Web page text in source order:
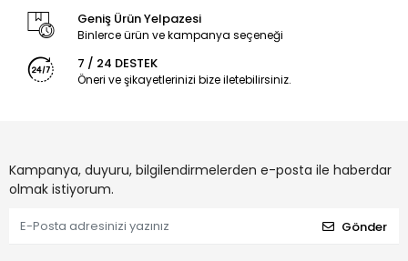
Geniş Ürün Yelpazesi
Binlerce ürün ve kampanya seçeneği
7 / 24 DESTEK
Öneri ve şikayetlerinizi bize iletebilirsiniz.
Kampanya, duyuru, bilgilendirmelerden e-posta ile haberdar
olmak istiyorum.
Gönder